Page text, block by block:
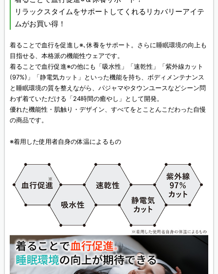
リラックスタイムをサポートしてくれるリカバリーアイテ
ムがお買い得！
着ることで血行を促進し※､休養をサポート。さらに睡眠環境の向上も
目指せる、本格派の機能性ウェアです。
着ることで血行促進※の他にも「吸水性」「速乾性」「紫外線カット
(97%)」「静電気カット」といった機能を持ち、ボディメンテナンス
と睡眠環境の質を整えながら、パジャマやタウンユースなどシーン問
わず着ていただける「24時間の癒やし」として開発。
優れた機能性・肌触り・デザイン、すべてをとことんこだわった自慢
の商品です。
※着用した使用者自身の体温によるもの